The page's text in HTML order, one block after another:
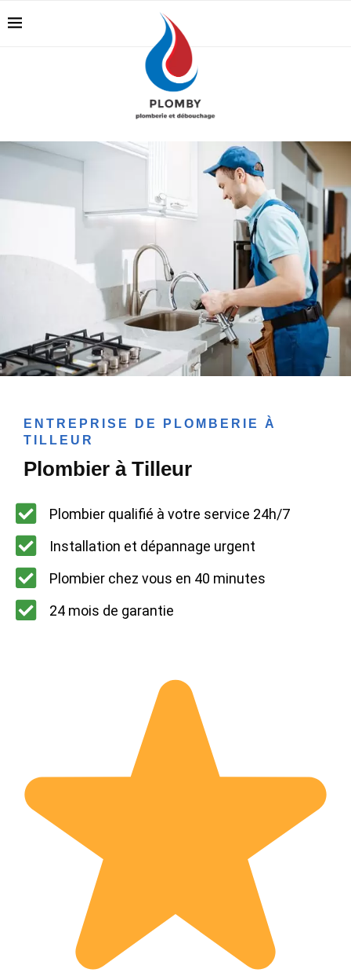
ENTREPRISE DE PLOMBERIE À
TILLEUR
Plombier à Tilleur
Plombier qualifié à votre service 24h/7
Installation et dépannage urgent
Plombier chez vous en 40 minutes
24 mois de garantie